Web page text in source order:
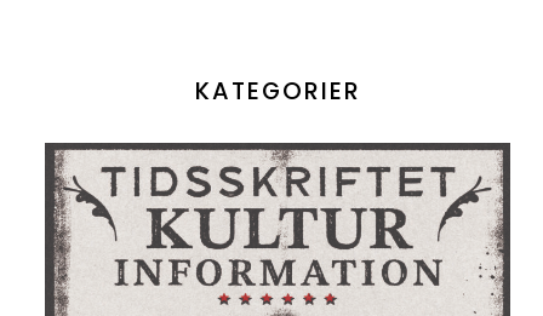
KATEGORIER